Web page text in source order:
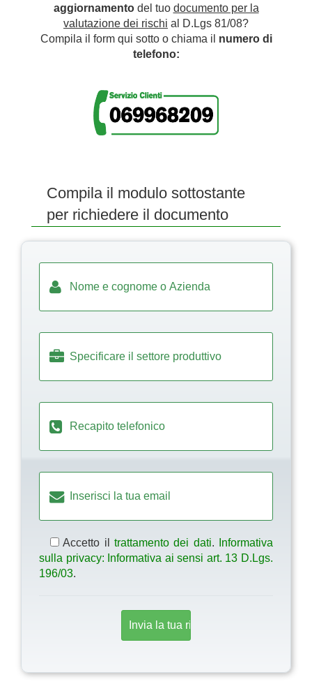
aggiornamentodel tuo documento per la
valutazione dei rischi al D.Lgs 81/08?
Compila il form qui sotto o chiama il numero di
telefono:
Compila il modulo sottostante
per richiedere il documento
Accetto il trattamento dei dati.
Informativa
sulla privacy: Informativa ai sensi art. 13 D.Lgs.
196/03.